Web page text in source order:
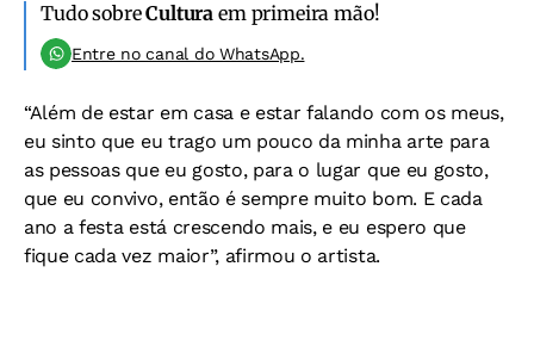
Tudo sobreCultura em primeira mão!
Entre no canal do WhatsApp.
“Além de estar em casa e estar falando com os meus,
eu sinto que eu trago um pouco da minha arte para
as pessoas que eu gosto, para o lugar que eu gosto,
que eu convivo, então é sempre muito bom. E cada
ano a festa está crescendo mais, e eu espero que
fique cada vez maior”, afirmou o artista.